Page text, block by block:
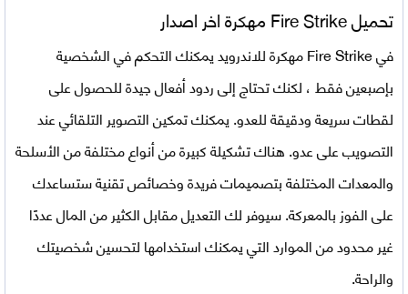
تحميل Fire Strike مهكرة اخر اصدار
فيFire Strike مهكرة للاندرويد
يمكنك التحكم في الشخصية
بإصبعين فقط ، لكنك تحتاج إلى ردود أفعال جيدة للحصول على
لقطات سريعة ودقيقة للعدو. يمكنك تمكين التصوير التلقائي عند
التصويب على عدو. هناك تشكيلة كبيرة من أنواع مختلفة من الأسلحة
والمعدات المختلفة بتصميمات فريدة وخصائص تقنية ستساعدك
على الفوز بالمعركة. سيوفر لك التعديل مقابل الكثير من المال عددًا
غير محدود من الموارد التي يمكنك استخدامها لتحسين شخصيتك
والراحة.